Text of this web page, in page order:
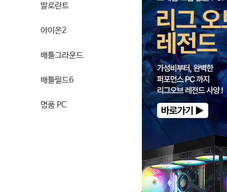
발로란트
아이온2
배틀그라운드
배틀필드6
명품 PC